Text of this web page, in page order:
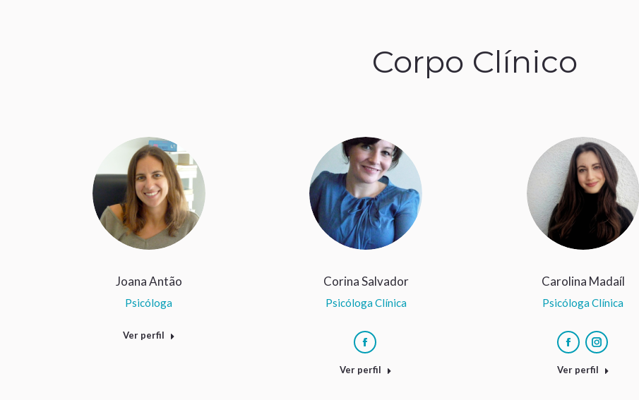
Corpo Clínico
Joana Antão
Psicóloga
Ver perfil
Corina Salvador
Psicóloga Clínica
Facebook
Ver perfil
Carolina Madaíl
Psicóloga Clínica
FacebookInstagram
Ver perfil